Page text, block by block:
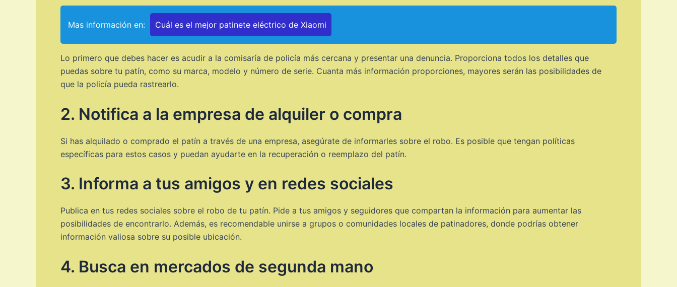
Mas información en: Cuál es el mejor patinete eléctrico de Xiaomi
Lo primero que debes hacer es acudir a la comisaría de policía más cercana y presentar una denuncia. Proporciona todos los detalles que
puedas sobre tu patín, como su marca, modelo y número de serie. Cuanta más información proporciones, mayores serán las posibilidades de
que la policía pueda rastrearlo.
2. Notifica a la empresa de alquiler o compra
Si has alquilado o comprado el patín a través de una empresa, asegúrate de informarles sobre el robo. Es posible que tengan políticas
específicas para estos casos y puedan ayudarte en la recuperación o reemplazo del patín.
3. Informa a tus amigos y en redes sociales
Publica en tus redes sociales sobre el robo de tu patín. Pide a tus amigos y seguidores que compartan la información para aumentar las
posibilidades de encontrarlo. Además, es recomendable unirse a grupos o comunidades locales de patinadores, donde podrías obtener
información valiosa sobre su posible ubicación.
4. Busca en mercados de segunda mano